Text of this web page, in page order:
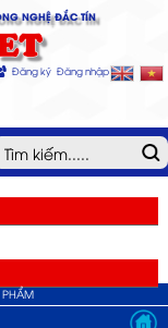
NGHỆ ĐẮC TÍN
Đăng ký Đăng nhập
PHẨM